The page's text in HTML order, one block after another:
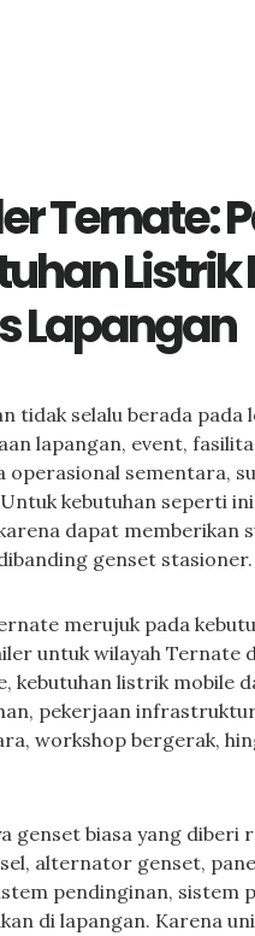
Ternate:
Listrik
Lapangan
tidak selalu berada pada
lapangan, event,
operasional sementara,
kebutuhan seperti
dapat memberikan
genset stasioner.
merujuk pada
untuk wilayah Ternate
kebutuhan listrik mobile
pekerjaan
workshop bergerak,
genset biasa yang diberi
alternator genset,
pendinginan,
di lapangan. Karena